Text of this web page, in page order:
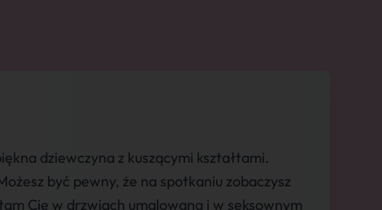
dziewczyna z kuszącymi kształtami.
być pewny, że na spotkaniu zobaczysz
Cię w drzwiach umalowana i w seksownym